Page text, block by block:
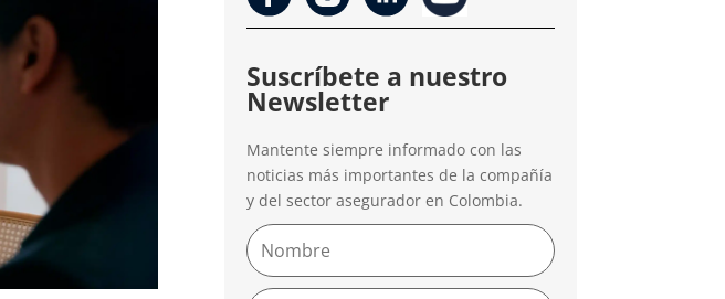
Suscríbete a nuestro
Newsletter
Mantente siempre informado con las
noticias más importantes de la compañía
y del sector asegurador en Colombia.